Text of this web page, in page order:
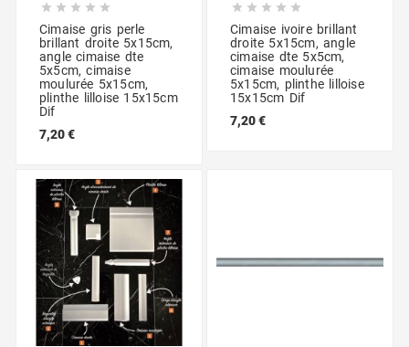
    
Cimaise gris perle
brillant droite 5x15cm,
angle cimaise dte
5x5cm, cimaise
moulurée 5x15cm,
plinthe lilloise 15x15cm
Dif
7,20 €
    
Cimaise ivoire brillant
droite 5x15cm, angle
cimaise dte 5x5cm,
cimaise moulurée
5x15cm, plinthe lilloise
15x15cm Dif
7,20 €